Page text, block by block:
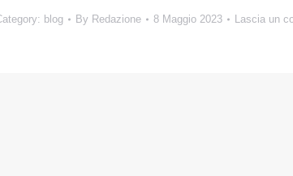
blog By Redazione 8 Maggio 2023 Lascia un